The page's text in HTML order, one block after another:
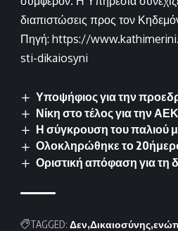
διαπιστώσεις προς τον
Πηγή: https://
sti-dikaiosyni
Υποψήφιος για την
Νίκη στο τέλος για την
Η σύγκρουση του παλιού
Ολοκληρώθηκε το
Οριστική απόφαση για
TAGGED: Δεν Δικαιοσύνης